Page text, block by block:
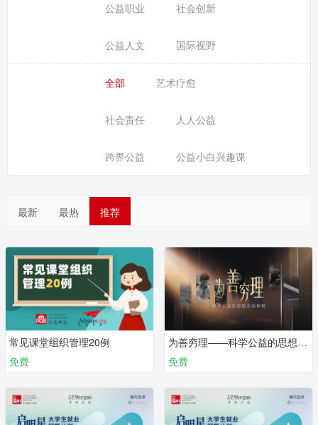
公益职业 社会创新
公益人文 国际视野
全部 艺术疗愈
社会责任 人人公益
跨界公益 公益小白兴趣课
最新 最热 推荐
常见课堂组织管理20例
免费
为善穷理——科学公益的思想及其解释
免费